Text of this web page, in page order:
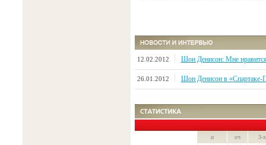
12.02.2012 Шон Денисон: Мне
26.01.2012 Шон Денисон в «Спартаке-
и оч 3-х